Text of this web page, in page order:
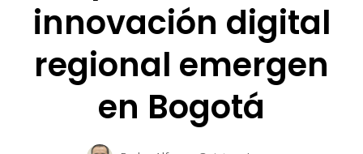
innovación digital
regional emergen
en Bogotá